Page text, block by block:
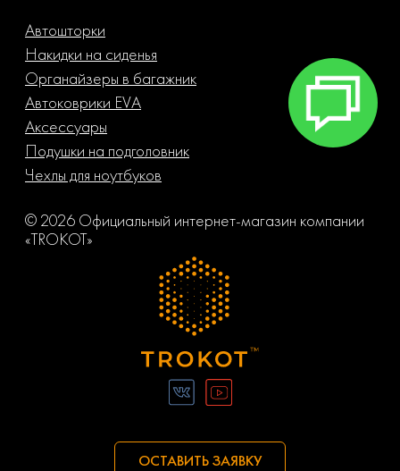
Автошторки
Накидки на сиденья
Органайзеры в багажник
Автоковрики EVA
Аксессуары
Подушки на подголовник
Чехлы для ноутбуков
© 2026 Официальный интернет-магазин компании
«TROKOT»
ОСТАВИТЬ ЗАЯВКУ